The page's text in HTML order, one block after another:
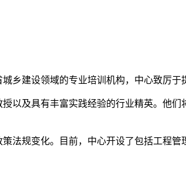
乡建设领域的专业培训机构，中心致厉
以及具有丰富实践经验的行业精英。他
法规变化。目前，中心开设了包括工程